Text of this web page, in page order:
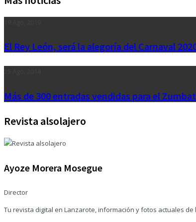
El Rey León, será la alegoría del Carnaval
Más de 300 entradas vendidas para el
Revista alsolajero
Ayoze Morera Mosegue
Director
Tu revista digital en Lanzarote, información y fotos actuales